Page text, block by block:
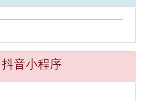
抖音小程序